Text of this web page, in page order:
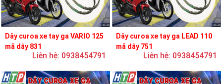
Dây curoa xe tay ga VARIO 125
mã dây 831
Liên hệ: 0938454791
Dây curoa xe tay ga LEAD 110
mã dây 751
Liên hệ: 0938454791